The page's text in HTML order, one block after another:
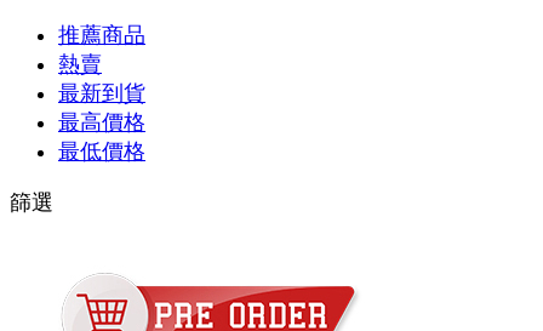
推薦商品
熱賣
最新到貨
最高價格
最低價格
篩選